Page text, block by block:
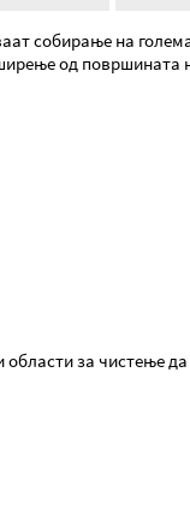
собирање на
од површината
за чистење